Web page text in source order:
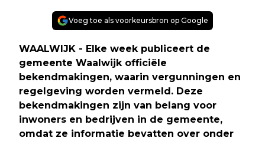
Voeg toe als voorkeursbron op Google
WAALWIJK - Elke week publiceert de
gemeente Waalwijk officiële
bekendmakingen, waarin vergunningen en
regelgeving worden vermeld. Deze
bekendmakingen zijn van belang voor
inwoners en bedrijven in de gemeente,
omdat ze informatie bevatten over onder